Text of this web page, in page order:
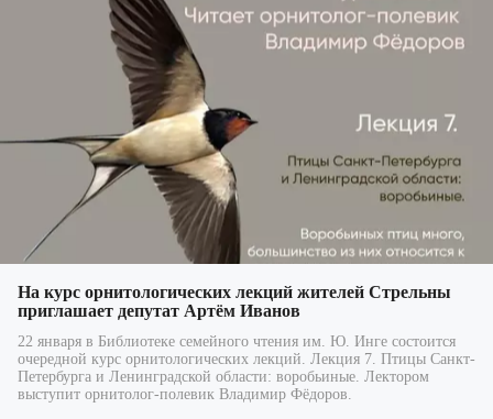
На курс орнитологических лекций жителей Стрельны
приглашает депутат Артём Иванов
22 января в Библиотеке семейного чтения им. Ю. Инге cостоится
очередной курс орнитологических лекций. Лекция 7. Птицы Санкт-
Петербурга и Ленинградской области: воробьиные. Лектором
выступит орнитолог-полевик Владимир Фёдоров.